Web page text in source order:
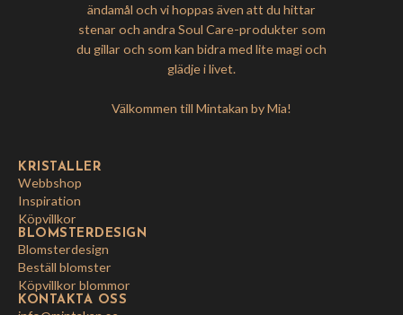
ändamål och vi hoppas även att du hittar
stenar och andra Soul Care-produkter som
du gillar och som kan bidra med lite magi och
glädje i livet.
Välkommen till Mintakan by Mia!
KRISTALLER
Webbshop
Inspiration
Köpvillkor
BLOMSTERDESIGN
Blomsterdesign
Beställ blomster
Köpvillkor blommor
KONTAKTA OSS